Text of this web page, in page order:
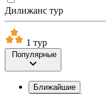
Дилижанс тур
1 тур
Популярные
Ближайшие